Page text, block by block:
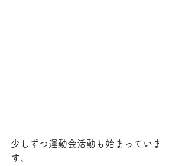
少しずつ運動会活動も始まっていま
す。